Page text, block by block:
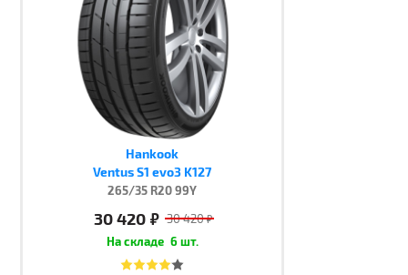
Hankook
Ventus S1 evo3 K127
265/35 R20 99Y
30 420 руб. 30 420руб.
6 шт.